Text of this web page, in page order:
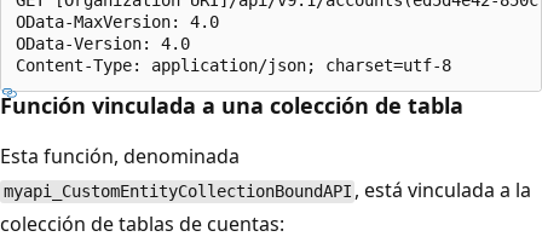
OData-MaxVersion: 4.0
OData-Version: 4.0
Función vinculada a una colección de tabla
Esta función, denominada
myapi_CustomEntityCollectionBoundAPI , está vinculada a la
colección de tablas de cuentas: